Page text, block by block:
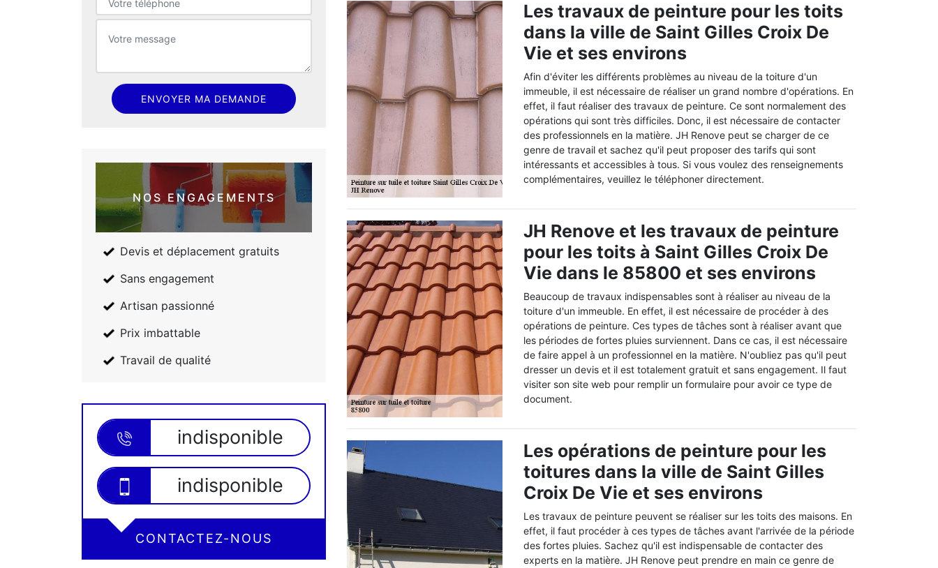
NOS ENGAGEMENTS
Devis et déplacement gratuits
Sans engagement
Artisan passionné
Prix imbattable
Travail de qualité
indisponible
indisponible
CONTACTEZ-NOUS
Les travaux de peinture pour les toits
dans la ville de Saint Gilles Croix De
Vie et ses environs
Afin d'éviter les différents problèmes au niveau de la toiture d'un
immeuble, il est nécessaire de réaliser un grand nombre d'opérations. En
effet, il faut réaliser des travaux de peinture. Ce sont normalement des
opérations qui sont très difficiles. Donc, il est nécessaire de contacter
des professionnels en la matière. JH Renove peut se charger de ce
genre de travail et sachez qu'il peut proposer des tarifs qui sont
intéressants et accessibles à tous. Si vous voulez des renseignements
complémentaires, veuillez le téléphoner directement.
JH Renove et les travaux de peinture
pour les toits à Saint Gilles Croix De
Vie dans le 85800 et ses environs
Beaucoup de travaux indispensables sont à réaliser au niveau de la
toiture d'un immeuble. En effet, il est nécessaire de procéder à des
opérations de peinture. Ces types de tâches sont à réaliser avant que
les périodes de fortes pluies surviennent. Dans ce cas, il est nécessaire
de faire appel à un professionnel en la matière. N'oubliez pas qu'il peut
dresser un devis et il est totalement gratuit et sans engagement. Il faut
visiter son site web pour remplir un formulaire pour avoir ce type de
document.
Les opérations de peinture pour les
toitures dans la ville de Saint Gilles
Croix De Vie et ses environs
Les travaux de peinture peuvent se réaliser sur les toits des maisons. En
effet, il faut procéder à ces types de tâches avant l'arrivée de la période
des fortes pluies. Sachez qu'il est indispensable de contacter des
experts en la matière. JH Renove peut prendre en main ce genre de